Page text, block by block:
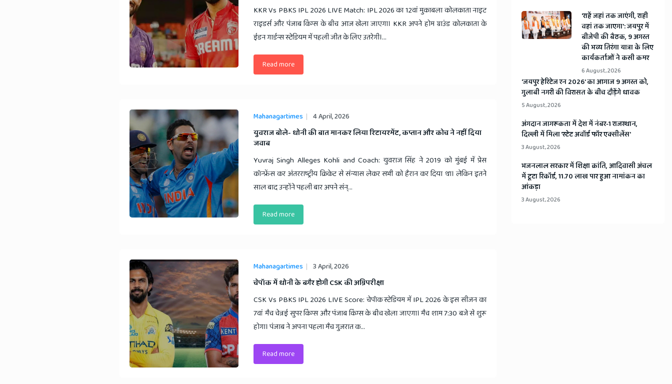
KKR Vs PBKS IPL 2026 LIVE Match: IPL 2026 का 12वां मुकाबला कोलकाता नाइट
राइडर्स और पंजाब किंग्स के बीच आज खेला जाएगा। KKR अपने होम ग्राउंड कोलकाता के
ईडन गार्डन्स स्टेडियम में पहली जीत के लिए उतरेगी।...
Read more
Mahanagartimes 4 April, 2026
​युवराज बोले- धोनी की बात मानकर लिया रिटायरमेंट, कप्तान और कोच ने नहीं दिया
जवाब
Yuvraj Singh Alleges Kohli and Coach: युवराज सिंह ने 2019 को मुंबई में प्रेस
कॉन्फ्रेंस कर अंतरराष्ट्रीय क्रिकेट से संन्यास लेकर सभी को हैरान कर दिया था। लेकिन इतने
साल बाद उन्होंने पहली बार अपने संन्...
Read more
Mahanagartimes 3 April, 2026
​चेपॉक में धोनी के बगैर होगी CSK की अग्निपरीक्षा
CSK Vs PBKS IPL 2026 LIVE Score: चेपॉक स्टेडियम में IPL 2026 के इस सीजन का
7वां मैच चेन्नई सुपर किंग्स और पंजाब किंग्स के बीच खेला जाएगा। मैच शाम 7:30 बजे से शुरू
होगा। पंजाब ने अपना पहला मैच गुजरात क...
Read more
'राहें जहां तक जाएंगी, राही
वहां तक जाएगा': जयपुर में
बीजेपी की बैठक, 9 अगस्त
की भव्य तिरंगा यात्रा के लिए
कार्यकर्ताओं ने कसी कमर
6 August, 2026
​'जयपुर हेरिटेज रन 2026' का आगाज 9 अगस्त को,
गुलाबी नगरी की विरासत के बीच दौड़ेंगे धावक
5 August, 2026
अंगदान जागरूकता में देश में नंबर-1 राजस्थान,
दिल्ली में मिला 'स्टेट अवॉर्ड फॉर एक्सीलेंस'
3 August, 2026
भजनलाल सरकार में शिक्षा क्रांति, आदिवासी अंचल
में टूटा रिकॉर्ड, 11.70 लाख पार हुआ नामांकन का
आंकड़ा
3 August, 2026